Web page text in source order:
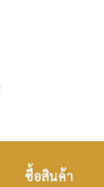
ซื้อสินค้า